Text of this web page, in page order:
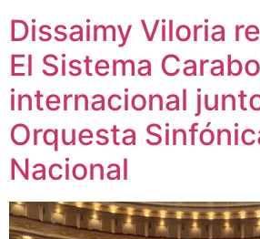
Dissaimy Viloria
El Sistema
internacional
Orquesta
Nacional